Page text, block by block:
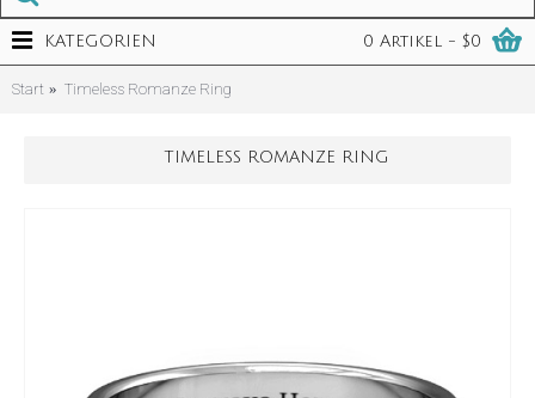
0 Artikel - $0
KATEGORIEN
Start Timeless Romanze Ring
TIMELESS ROMANZE RING